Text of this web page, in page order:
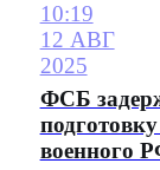
10:19
12 АВГ
2025
ФСБ
военного